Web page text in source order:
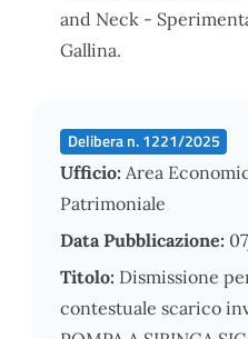
and Neck -
Gallina.
Delibera n. 1221/2025
Ufficio: Area
Patrimoniale
Data Pubblicazione:
Titolo: Dismissione
contestuale scarico